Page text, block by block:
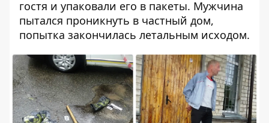
гостя и упаковали его в пакеты. Мужчина
пытался проникнуть в частный дом,
попытка закончилась летальным исходом.